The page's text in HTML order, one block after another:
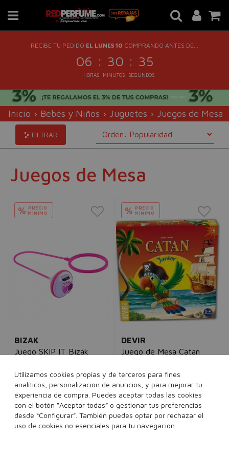
RECIBE TU PEDIDO EL LUNES 10 COMPRANDO ANTES DE...
06 : 30 : 35
HORAS MINUTOS SEGUNDOS
Inicio › Bebés y Niños › Juguetes › Juegos de Mesa
FILTRAR
Juegos de Mesa
% PRECIO
MÍNIMO
BIZAK
Juego SKIP IT Bizak
niños
34,95€ 24,95€
1 unidades
% PRECIO
MÍNIMO
DEVIR
Juego de Mesa Catan
niños
29,95€ 19,95€
1 unidades
Utilizamos cookies propias y de terceros para fines
analíticos, personalización de anuncios, y para mejorar tu
experiencia de compra. Puedes aceptar todas las cookies
con el botón “Aceptar todas” o gestionar tus preferencias
desde “Configurar”. También puedes optar por rechazar el
uso de cookies no esenciales para tu navegación.